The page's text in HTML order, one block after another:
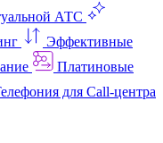
АТС
Эффективные
Платиновые
для Call-центра